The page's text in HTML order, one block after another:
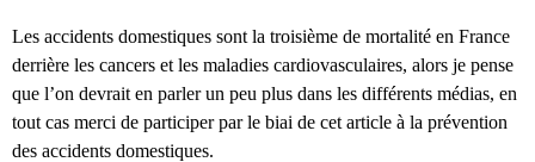
Les accidents domestiques sont la troisième de mortalité en France
derrière les cancers et les maladies cardiovasculaires, alors je pense
que l’on devrait en parler un peu plus dans les différents médias, en
tout cas merci de participer par le biai de cet article à la prévention
des accidents domestiques.